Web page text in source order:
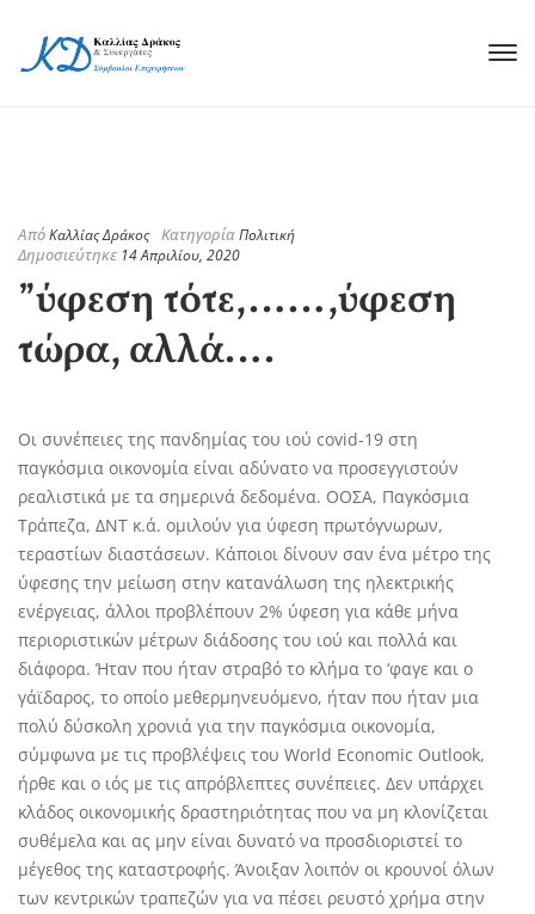
ΑπόΚαλλίας Δράκος ΚατηγορίαΠολιτική
Δημοσιεύτηκε 14 Απριλίου, 2020
”ύφεση τότε,……,ύφεση
τώρα, αλλά….
Οι συνέπειες της πανδημίας του ιού covid-19 στη
παγκόσμια οικονομία είναι αδύνατο να προσεγγιστούν
ρεαλιστικά με τα σημερινά δεδομένα. ΟΟΣΑ, Παγκόσμια
Τράπεζα, ΔΝΤ κ.ά. ομιλούν για ύφεση πρωτόγνωρων,
τεραστίων διαστάσεων. Κάποιοι δίνουν σαν ένα μέτρο της
ύφεσης την μείωση στην κατανάλωση της ηλεκτρικής
ενέργειας, άλλοι προβλέπουν 2% ύφεση για κάθε μήνα
περιοριστικών μέτρων διάδοσης του ιού και πολλά και
διάφορα. Ήταν που ήταν στραβό το κλήμα το ‘φαγε και ο
γάϊδαρος, το οποίο μεθερμηνευόμενο, ήταν που ήταν μια
πολύ δύσκολη χρονιά για την παγκόσμια οικονομία,
σύμφωνα με τις προβλέψεις του World Economic Outlook,
ήρθε και ο ιός με τις απρόβλεπτες συνέπειες. Δεν υπάρχει
κλάδος οικονομικής δραστηριότητας που να μη κλονίζεται
συθέμελα και ας μην είναι δυνατό να προσδιοριστεί το
μέγεθος της καταστροφής. Άνοιξαν λοιπόν οι κρουνοί όλων
των κεντρικών τραπεζών για να πέσει ρευστό χρήμα στην